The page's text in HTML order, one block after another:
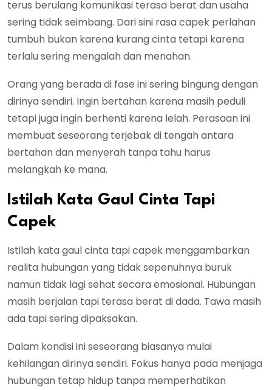
terus berulang komunikasi terasa berat dan usaha
sering tidak seimbang. Dari sini rasa capek perlahan
tumbuh bukan karena kurang cinta tetapi karena
terlalu sering mengalah dan menahan.
Orang yang berada di fase ini sering bingung dengan
dirinya sendiri. Ingin bertahan karena masih peduli
tetapi juga ingin berhenti karena lelah. Perasaan ini
membuat seseorang terjebak di tengah antara
bertahan dan menyerah tanpa tahu harus
melangkah ke mana.
Istilah Kata Gaul Cinta Tapi
Capek
Istilah kata gaul cinta tapi capek menggambarkan
realita hubungan yang tidak sepenuhnya buruk
namun tidak lagi sehat secara emosional. Hubungan
masih berjalan tapi terasa berat di dada. Tawa masih
ada tapi sering dipaksakan.
Dalam kondisi ini seseorang biasanya mulai
kehilangan dirinya sendiri. Fokus hanya pada menjaga
hubungan tetap hidup tanpa memperhatikan